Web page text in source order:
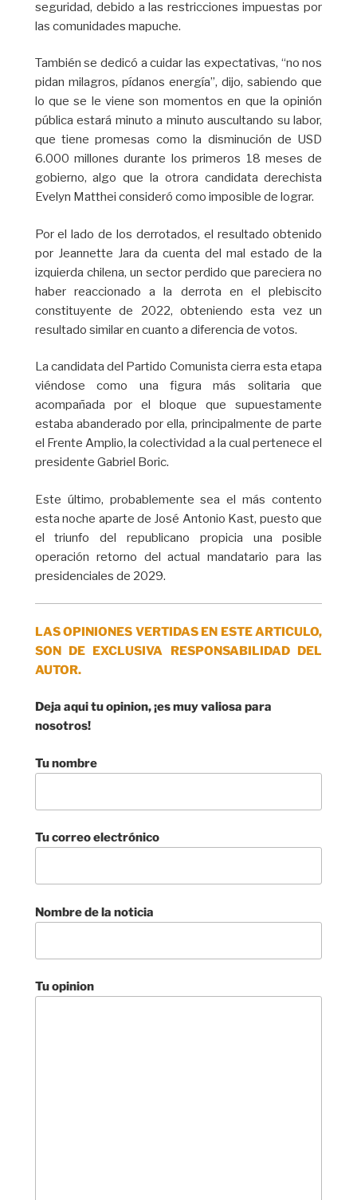
seguridad, debido a las restricciones impuestas por
las comunidades mapuche.
También se dedicó a cuidar las expectativas, “no nos
pidan milagros, pídanos energía”, dijo, sabiendo que
lo que se le viene son momentos en que la opinión
pública estará minuto a minuto auscultando su labor,
que tiene promesas como la disminución de USD
6.000 millones durante los primeros 18 meses de
gobierno, algo que la otrora candidata derechista
Evelyn Matthei consideró como imposible de lograr.
Por el lado de los derrotados, el resultado obtenido
por Jeannette Jara da cuenta del mal estado de la
izquierda chilena, un sector perdido que pareciera no
haber reaccionado a la derrota en el plebiscito
constituyente de 2022, obteniendo esta vez un
resultado similar en cuanto a diferencia de votos.
La candidata del Partido Comunista cierra esta etapa
viéndose como una figura más solitaria que
acompañada por el bloque que supuestamente
estaba abanderado por ella, principalmente de parte
el Frente Amplio, la colectividad a la cual pertenece el
presidente Gabriel Boric.
Este último, probablemente sea el más contento
esta noche aparte de José Antonio Kast, puesto que
el triunfo del republicano propicia una posible
operación retorno del actual mandatario para las
presidenciales de 2029.
LAS OPINIONES VERTIDAS EN ESTE ARTICULO,
SON DE EXCLUSIVA RESPONSABILIDAD DEL
AUTOR.
Deja aqui tu opinion, ¡es muy valiosa para
nosotros!
Tu nombre
Tu correo electrónico
Nombre de la noticia
Tu opinion